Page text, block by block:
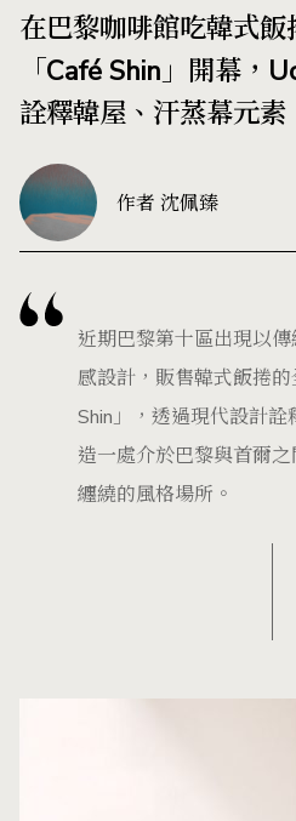
在巴黎咖啡館吃韓式
「Café Shin」開幕，
詮釋韓屋、汗蒸幕元素
作者 沈佩臻
近期巴黎第十區出現以
感設計，販售韓式飯捲
Shin」，透過現代設計
造一處介於巴黎與首爾
纏繞的風格場所。